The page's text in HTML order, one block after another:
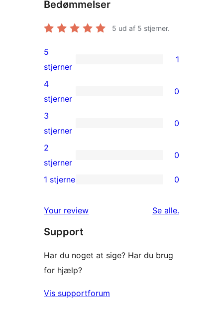
Bedømmelser
5 ud af 5 stjerner.
1
5-
stjernet
anmeldelse
5
stjerner
1
0
4-
stjernet
anmeldelser
4
stjerner
0
0
3-
stjernet
anmeldelser
3
stjerner
0
0
2-
anmeldelser
2
stjerner
0
stjernet
anmeldelser
1 stjerne 0
Your review Se alleanmeldelser
.
Support
Har du noget at sige? Har du brug
for hjælp?
Vis supportforum